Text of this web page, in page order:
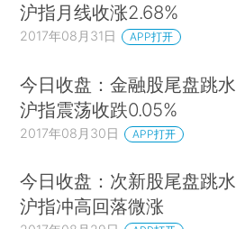
沪指月线收涨2.68%
2017年08月31日 APP打开
今日收盘：金融股尾盘跳水
沪指震荡收跌0.05%
2017年08月30日 APP打开
今日收盘：次新股尾盘跳水
沪指冲高回落微涨